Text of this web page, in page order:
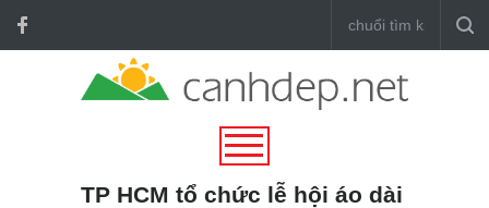
TP HCM tổ chức lễ hội áo dài